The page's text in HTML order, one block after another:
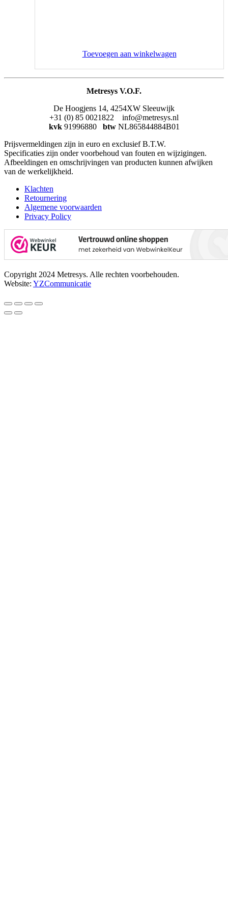
Toevoegen aan winkelwagen
Metresys V.O.F.
De Hoogjens 14, 4254XW Sleeuwijk
+31 (0) 85 0021822 info@metresys.nl
kvk 91996880 btw NL865844884B01
Prijsvermeldingen zijn in euro en exclusief B.T.W.
Specificaties zijn onder voorbehoud van fouten en wijzigingen.
Afbeeldingen en omschrijvingen van producten kunnen afwijken
van de werkelijkheid.
Klachten
Retournering
Algemene voorwaarden
Privacy Policy
Copyright 2024 Metresys. Alle rechten voorbehouden.
Website: YZCommunicatie